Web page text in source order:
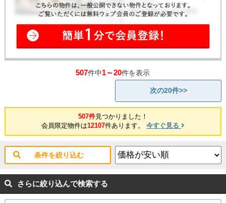
507件中1～20件を表示
次の20件>>
507件見つかりました！
会員限定物件は12107件あります。 今すぐ見る
条件を絞り込む
さらに絞り込んで検索する